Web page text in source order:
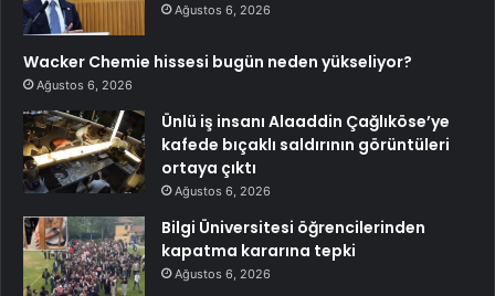
Ağustos 6, 2026
Wacker Chemie hissesi bugün neden yükseliyor?
Ağustos 6, 2026
Ünlü iş insanı Alaaddin Çağlıköse’ye
kafede bıçaklı saldırının görüntüleri
ortaya çıktı
Ağustos 6, 2026
Bilgi Üniversitesi öğrencilerinden
kapatma kararına tepki
Ağustos 6, 2026